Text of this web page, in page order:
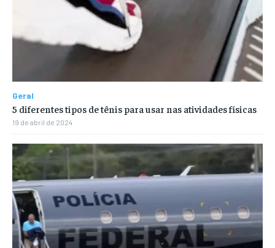
Geral
5 diferentes tipos de tênis para usar nas atividades físicas
19 de abril de 2024